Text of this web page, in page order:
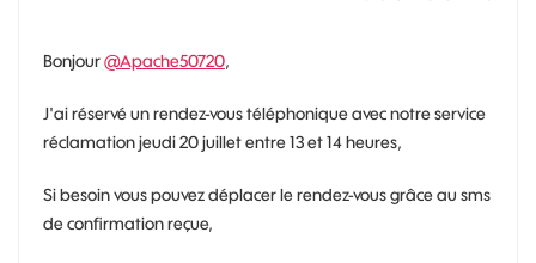
Bonjour@Apache50720,
J'ai réservé un rendez-vous téléphonique avec notre service
réclamation jeudi 20 juillet entre 13 et 14 heures,
Si besoin vous pouvez déplacer le rendez-vous grâce au sms
de confirmation reçue,